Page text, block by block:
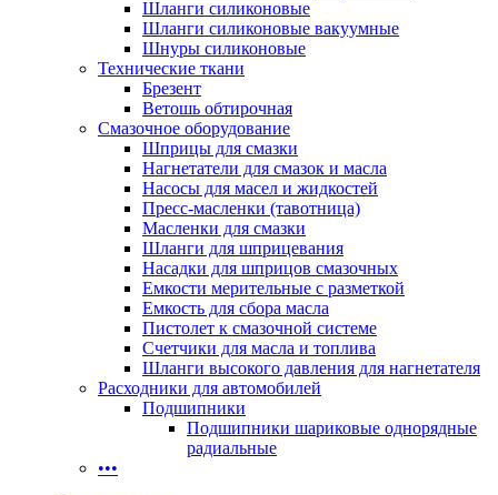
Шланги силиконовые
Шланги силиконовые вакуумные
Шнуры силиконовые
Технические ткани
Брезент
Ветошь обтирочная
Смазочное оборудование
Шприцы для смазки
Нагнетатели для смазок и масла
Насосы для масел и жидкостей
Пресс-масленки (тавотница)
Масленки для смазки
Шланги для шприцевания
Насадки для шприцов смазочных
Емкости мерительные с разметкой
Емкость для сбора масла
Пистолет к смазочной системе
Счетчики для масла и топлива
Шланги высокого давления для нагнетателя
Расходники для автомобилей
Подшипники
Подшипники шариковые однорядные
радиальные
•••